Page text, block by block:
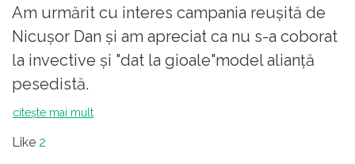
Am urmărit cu interes campania reușită de
Nicușor Dan și am apreciat ca nu s-a coborat
la invective și "dat la gioale"model alianță
pesedistă.
Oamenii sunt sătuli de anu de zile de aceasi
citește mai mult
Like 2